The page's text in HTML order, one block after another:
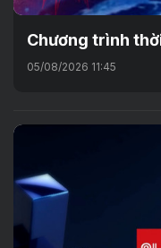
Chương trình
05/08/2026 11:45